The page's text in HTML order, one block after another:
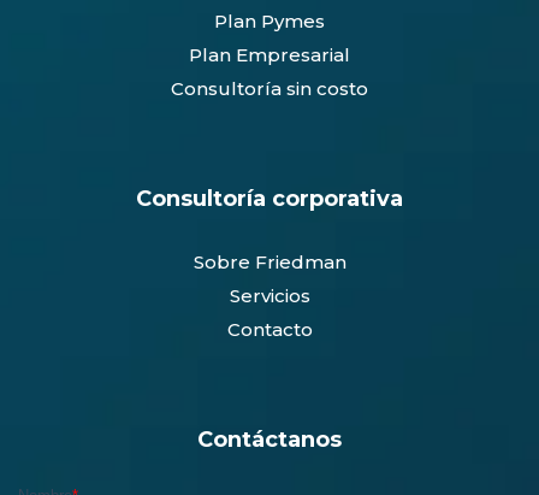
Plan Pymes
Plan Empresarial
Consultoría sin costo
Consultoría corporativa
Sobre Friedman
Servicios
Contacto
Contáctanos